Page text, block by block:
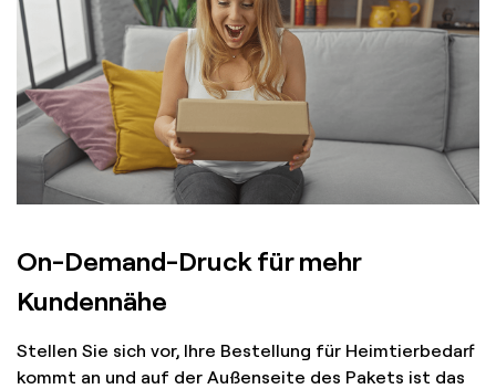
On-Demand-Druck für mehr
Kundennähe
Stellen Sie sich vor, Ihre Bestellung für Heimtierbedarf
kommt an und auf der Außenseite des Pakets ist das